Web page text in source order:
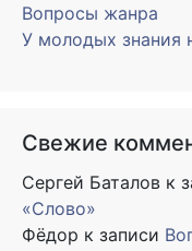
Вопросы жанра
У молодых знания
Свежие
Сергей Баталов к
«Слово»
Фёдор к записи